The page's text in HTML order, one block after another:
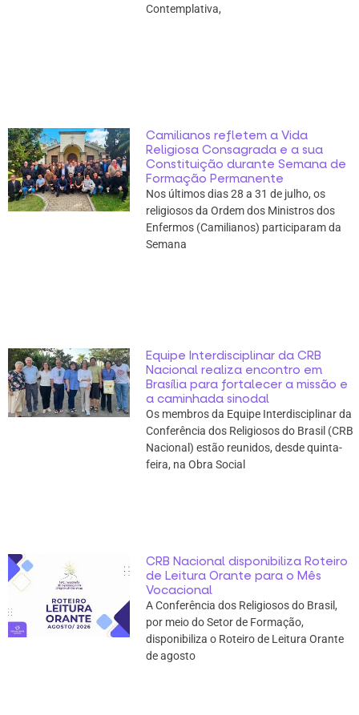
Contemplativa,
Camilianos refletem a Vida
Religiosa Consagrada e a sua
Constituição durante Semana de
Formação Permanente
Nos últimos dias 28 a 31 de julho, os
religiosos da Ordem dos Ministros dos
Enfermos (Camilianos) participaram da
Semana
Equipe Interdisciplinar da CRB
Nacional realiza encontro em
Brasília para fortalecer a missão e
a caminhada sinodal
Os membros da Equipe Interdisciplinar da
Conferência dos Religiosos do Brasil (CRB
Nacional) estão reunidos, desde quinta-
feira, na Obra Social
CRB Nacional disponibiliza Roteiro
de Leitura Orante para o Mês
Vocacional
A Conferência dos Religiosos do Brasil,
por meio do Setor de Formação,
disponibiliza o Roteiro de Leitura Orante
de agosto